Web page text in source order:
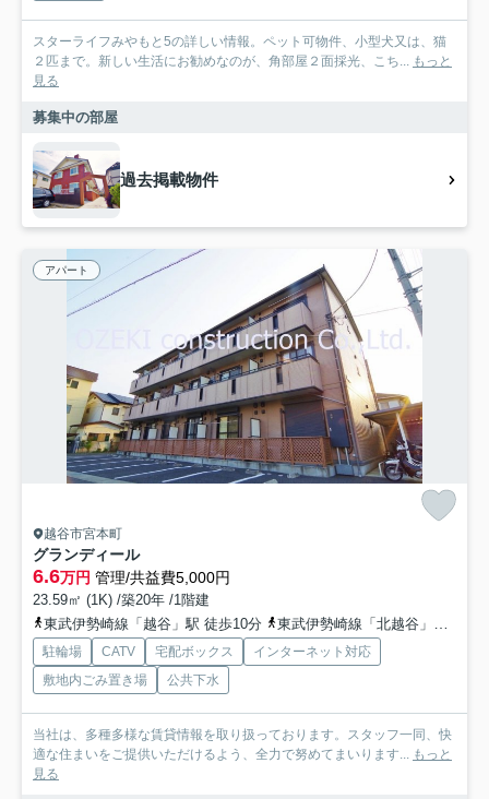
スターライフみやもと5の詳しい情報。ペット可物件、小型犬又は、猫
２匹まで。新しい生活にお勧めなのが、角部屋２面採光、こち...
もっと
見る
募集中の部屋
過去掲載物件
アパート
越谷市宮本町
グランディール
6.6万円 管理/共益費5,000円
23.59㎡ (1K) /築20年 /1階建
東武伊勢崎線「越谷」駅 徒歩10分
東武伊勢崎線「北越谷」駅 徒歩15分
駐輪場 CATV 宅配ボックス
インターネット対応
敷地内ごみ置き場
公共下水
当社は、多種多様な賃貸情報を取り扱っております。スタッフ一同、快
適な住まいをご提供いただけるよう、全力で努めてまいります...
もっと
見る